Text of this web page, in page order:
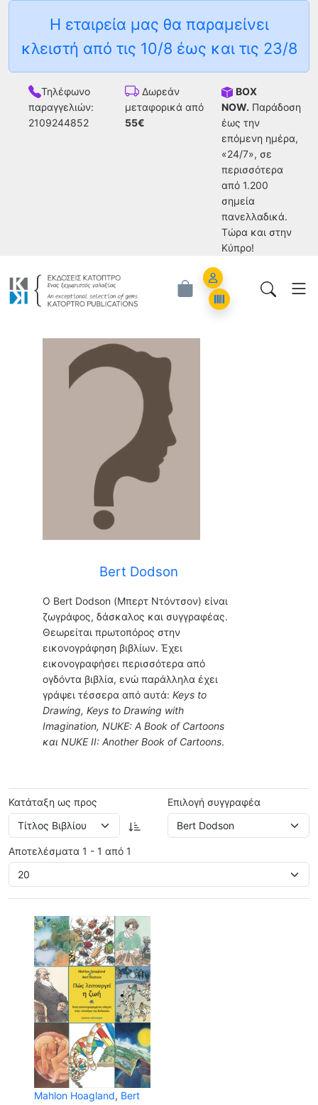
Η εταιρεία μας θα παραμείνει
κλειστή από τις 10/8 έως και τις 23/8
Τηλέφωνο
παραγγελιών:
2109244852
Δωρεάν
μεταφορικά από
55€
BOX
NOW. Παράδοση
έως την
επόμενη ημέρα,
«24/7», σε
περισσότερα
από 1.200
σημεία
πανελλαδικά.
Tώρα και στην
Κύπρο!
Account
Orders
Bert Dodson
Bert Dodson
Ο Bert Dodson (Μπερτ Ντόντσον) είναι
ζωγράφος, δάσκαλος και συγγραφέας.
Θεωρείται πρωτοπόρος στην
εικονογράφηση βιβλίων. Έχει
εικονογραφήσει περισσότερα από
ογδόντα βιβλία, ενώ παράλληλα έχει
γράψει τέσσερα από αυτά: Keys to
Drawing, Keys to Drawing with
Imagination, NUKE: A Book of Cartoons
και NUKE II: Another Book of Cartoons.
Κατάταξη ως προς Επιλογή συγγραφέα
Αποτελέσματα 1 - 1 από 1
Mahlon Hoagland, Bert